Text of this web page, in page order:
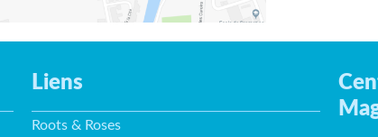
Liens
Roots & Roses